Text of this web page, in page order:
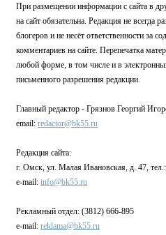
При размещении информации с сайта в
на сайт обязательна. Редакция не всегда
блогеров и не несёт ответственности за
комментариев на сайте. Перепечатка
любой форме, в том числе и в
письменного разрешения редакции.
Главный редактор - Грязнов Георгий
email: redactor@bk55.ru
Редакция сайта:
г. Омск, ул. Малая Ивановская, д. 47,
e-mail: info@bk55.ru
Рекламный отдел: (3812) 666-895
e-mail: reklama@bk55.ru